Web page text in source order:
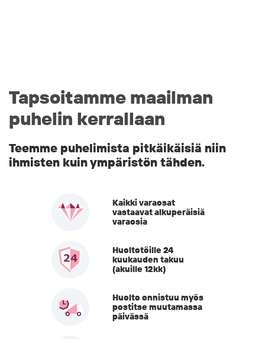
Tapsoitamme maailman
puhelin kerrallaan
Teemme puhelimista pitkäikäisiä niin
ihmisten kuin ympäristön tähden.
Kaikki varaosat
vastaavat alkuperäisiä
varaosia
Huoltotöille 24
kuukauden takuu
(akuille 12kk)
Huolto onnistuu myös
postitse muutamassa
päivässä